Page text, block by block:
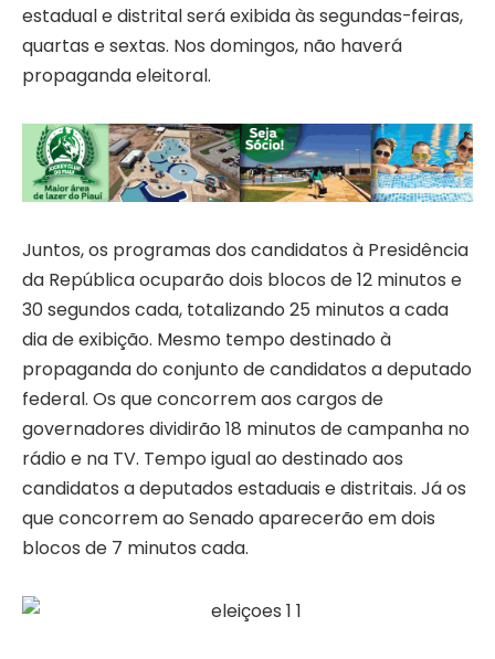
estadual e distrital será exibida às segundas-feiras,
quartas e sextas. Nos domingos, não haverá
propaganda eleitoral.
Juntos, os programas dos candidatos à Presidência
da República ocuparão dois blocos de 12 minutos e
30 segundos cada, totalizando 25 minutos a cada
dia de exibição. Mesmo tempo destinado à
propaganda do conjunto de candidatos a deputado
federal. Os que concorrem aos cargos de
governadores dividirão 18 minutos de campanha no
rádio e na TV. Tempo igual ao destinado aos
candidatos a deputados estaduais e distritais. Já os
que concorrem ao Senado aparecerão em dois
blocos de 7 minutos cada.